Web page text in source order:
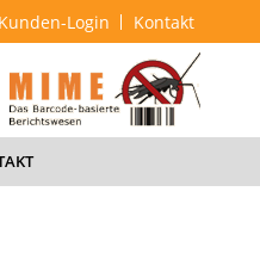
Login Kontakt
KARRIERE KONTAKT